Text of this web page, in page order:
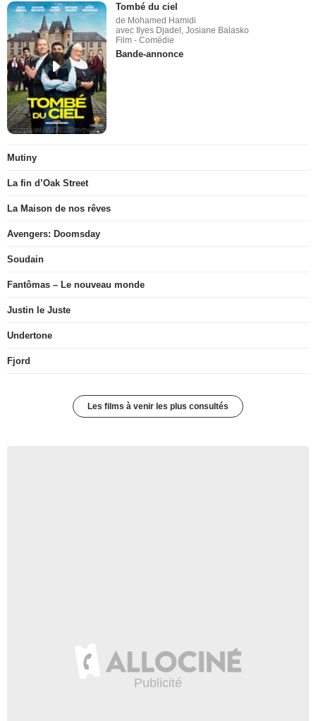
Tombé du ciel
de Mohamed Hamidi
avec Ilyes Djadel, Josiane Balasko
Film - Comédie
Bande-annonce
Mutiny
La fin d’Oak Street
La Maison de nos rêves
Avengers: Doomsday
Soudain
Fantômas – Le nouveau monde
Justin le Juste
Undertone
Fjord
Les films à venir les plus consultés